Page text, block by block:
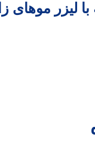
لیزر موهای